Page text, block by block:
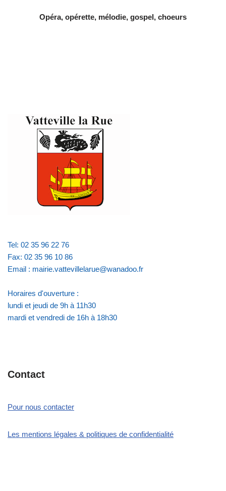
Opéra, opérette, mélodie, gospel, choeurs
Tel: 02 35 96 22 76
Fax: 02 35 96 10 86
Email : mairie.vattevillelarue@wanadoo.fr
Horaires d'ouverture :
lundi et jeudi de 9h à 11h30
mardi et vendredi de 16h à 18h30
Contact
Pour nous contacter
Les mentions légales & politiques de confidentialité